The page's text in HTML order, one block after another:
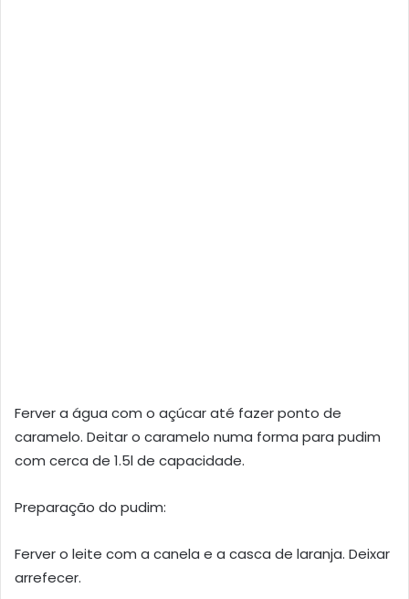
Ferver a água com o açúcar até fazer ponto de
caramelo. Deitar o caramelo numa forma para pudim
com cerca de 1.5l de capacidade.
Preparação do pudim:
Ferver o leite com a canela e a casca de laranja. Deixar
arrefecer.